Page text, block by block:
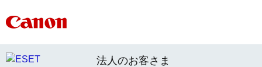
法人のお客さま